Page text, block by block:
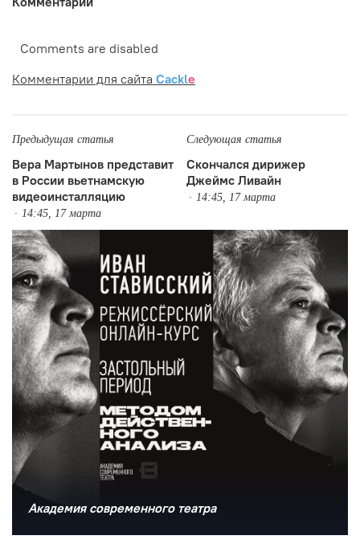
Comments are disabled
Комментарии для сайта Cackle
Предыдущая статья
Вера Мартынов представит
в России вьетнамскую
видеоинсталляцию
14:45, 17 марта
Следующая статья
Скончался дирижер
Джеймс Ливайн
14:45, 17 марта
Академия современного театра